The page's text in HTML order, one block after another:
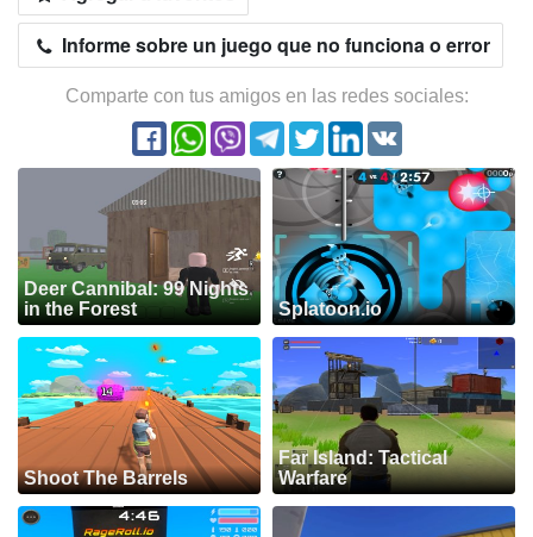
Informe sobre un juego que no funciona o error
Comparte con tus amigos en las redes sociales:
Deer Cannibal: 99 Nights
in the Forest
Splatoon.io
Shoot The Barrels
Far Island: Tactical
Warfare